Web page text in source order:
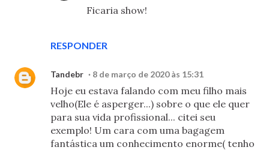
RESPONDER
Ficaria show!
Tandebr 8 de março de 2020 às 15:31
Hoje eu estava falando com meu filho mais
velho(Ele é asperger...) sobre o que ele quer
para sua vida profissional... citei seu
exemplo! Um cara com uma bagagem
fantástica um conhecimento enorme( tenho